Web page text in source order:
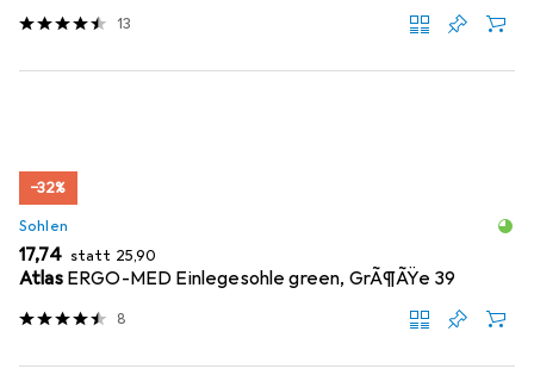
13
−32%
Sohlen
EUR
17,74 statt EUR
25,90
Atlas ERGO-MED Einlegesohle green, GrÃ¶ÃŸe 39
8